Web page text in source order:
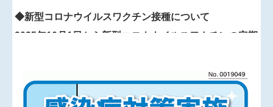
◆新型コロナウイルスワクチン接種について
2025年10月1日から新型コロナウイルスワクチンの定期
を希望される方は送付された予診票を必ず持参のう
え、